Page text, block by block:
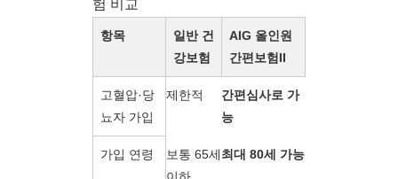
험 비교
항목
일반 건
강보험
AIG 올인원
간편보험II
고혈압·당
뇨자 가입
제한적
간편심사로 가
능
가입 연령
보통 65세최대 80세 가능